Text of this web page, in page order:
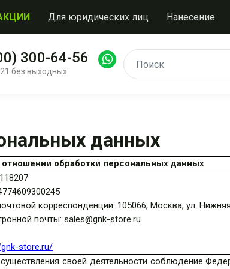
Для юридических лиц Нанесение
300-64-56
без выходных
данных
отношении обработки персональных данных
корреспонденции: 105066, Москва, ул.
почты: sales@gnk-store.ru
store.ru/
своей деятельности соблюдение